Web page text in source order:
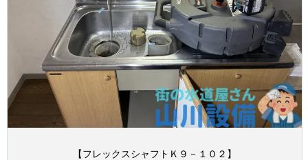
【フレックスシャフトＫ９－１０２】